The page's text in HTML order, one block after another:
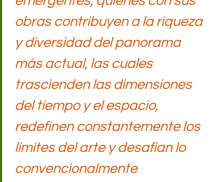
obras contribuyen a la riqueza
y diversidad del panorama
más actual, las cuales
trascienden las dimensiones
del tiempo y el espacio,
redefinen constantemente los
límites del arte y desafían lo
convencionalmente